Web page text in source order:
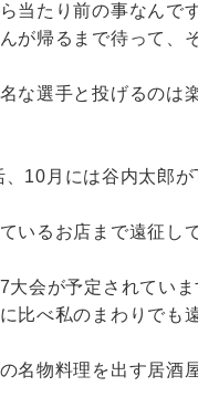
当たり前の事なんで
が帰るまで待って、
な選手と投げるのは
10月には谷内太郎が
いるお店まで遠征し
会が予定されていま
比べ私のまわりでも
名物料理を出す居酒